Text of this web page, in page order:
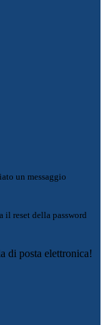
un messaggio
il reset della password
di posta elettronica!